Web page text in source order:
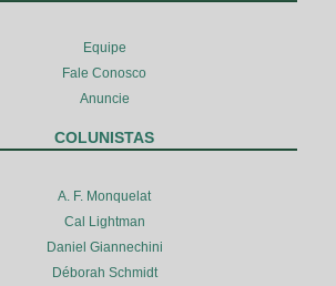
Equipe
Fale Conosco
Anuncie
COLUNISTAS
A. F. Monquelat
Cal Lightman
Daniel Giannechini
Déborah Schmidt